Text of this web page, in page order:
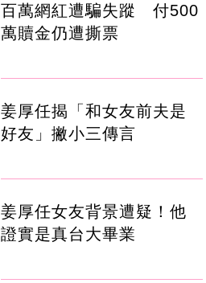
百萬網紅遭騙失蹤 付500
萬贖金仍遭撕票
姜厚任揭「和女友前夫是
好友」撇小三傳言
姜厚任女友背景遭疑！他
證實是真台大畢業